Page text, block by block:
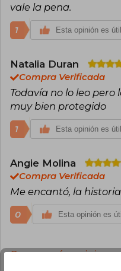
vale la pena.
1 Esta opinión es útil
Natalia Duran
Compra Verificada
Todavía no lo leo pero
muy bien protegido
1 Esta opinión es útil
Angie Molina
Compra Verificada
Me encantó, la
0 Esta opinión es
Cargar más